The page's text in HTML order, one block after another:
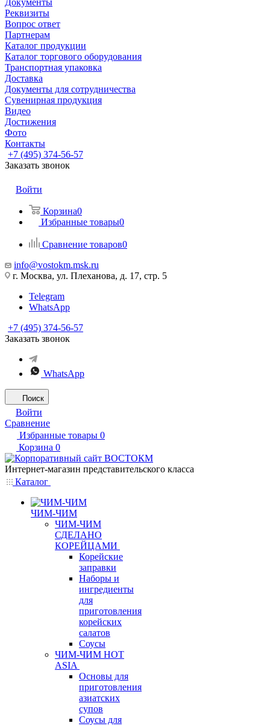
Документы
Реквизиты
Вопрос ответ
Партнерам
Каталог продукции
Каталог торгового оборудования
Транспортная упаковка
Доставка
Документы для сотрудничества
Сувенирная продукция
Видео
Достижения
Фото
Контакты
+7 (495) 374-56-57
Заказать звонок
Войти
Корзина0
Избранные товары0
Сравнение товаров0
info@vostokm.msk.ru
г. Москва, ул. Плеханова, д. 17, стр. 5
Telegram
WhatsApp
+7 (495) 374-56-57
Заказать звонок
WhatsApp
Поиск
Войти
Сравнение
Избранные товары 0
Корзина 0
Интернет-магазин представительского класса
Каталог
ЧИМ-ЧИМ
ЧИМ-ЧИМ
СДЕЛАНО
КОРЕЙЦАМИ
Корейские
заправки
Наборы и
ингредиенты
для
приготовления
корейских
салатов
Соусы
ЧИМ-ЧИМ HOT
ASIA
Основы для
приготовления
азиатских
супов
Соусы для